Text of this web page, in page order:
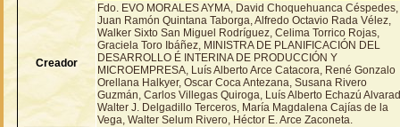
Creador
Fdo. EVO MORALES AYMA, David Choquehuanca Céspedes,
Juan Ramón Quintana Taborga, Alfredo Octavio Rada Vélez,
Walker Sixto San Miguel Rodríguez, Celima Torrico Rojas,
Graciela Toro Ibáñez, MINISTRA DE PLANIFICACIÓN DEL
DESARROLLO É INTERINA DE PRODUCCIÓN Y
MICROEMPRESA, Luís Alberto Arce Catacora, René Gonzalo
Orellana Halkyer, Oscar Coca Antezana, Susana Rivero
Guzmán, Carlos Villegas Quiroga, Luís Alberto Echazú
Walter J. Delgadillo Terceros, María Magdalena Cajías de la
Vega, Walter Selum Rivero, Héctor E. Arce Zaconeta.